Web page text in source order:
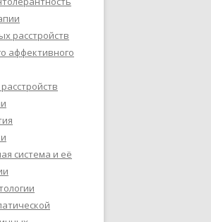
расстройств
аффективного
система и её